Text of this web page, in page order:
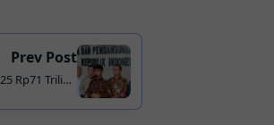
Prev Post
Rp71 Triliun